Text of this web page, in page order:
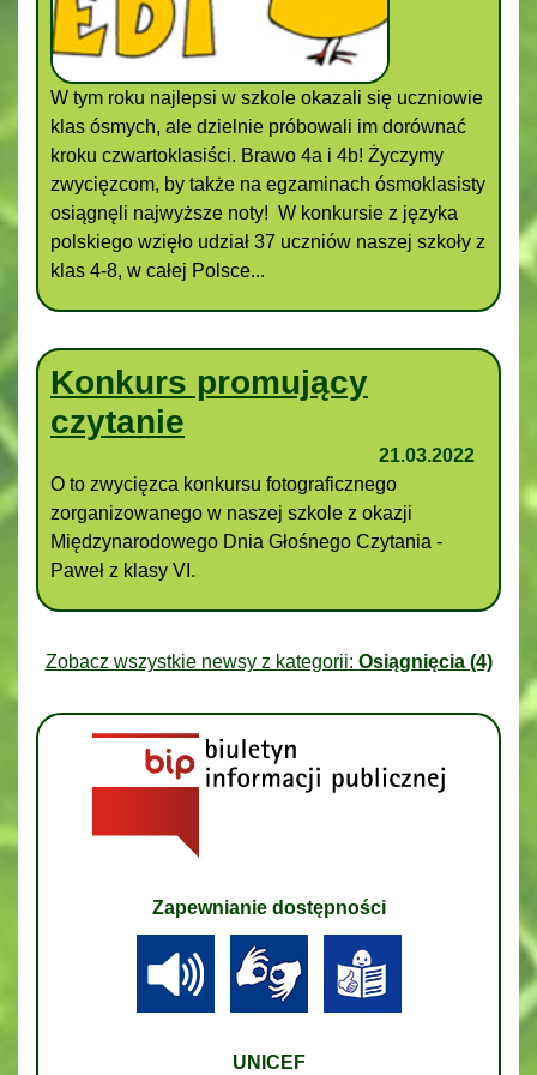
W tym roku najlepsi w szkole okazali się uczniowie
klas ósmych, ale dzielnie próbowali im dorównać
kroku czwartoklasiści. Brawo 4a i 4b! Życzymy
zwycięzcom, by także na egzaminach ósmoklasisty
osiągnęli najwyższe noty! W konkursie z języka
polskiego wzięło udział 37 uczniów naszej szkoły z
klas 4-8, w całej Polsce...
Konkurs promujący
czytanie
21.03.2022
O to zwycięzca konkursu fotograficznego
zorganizowanego w naszej szkole z okazji
Międzynarodowego Dnia Głośnego Czytania -
Paweł z klasy VI.
Zobacz wszystkie newsy z kategorii: Osiągnięcia (4)
Zapewnianie dostępności
UNICEF